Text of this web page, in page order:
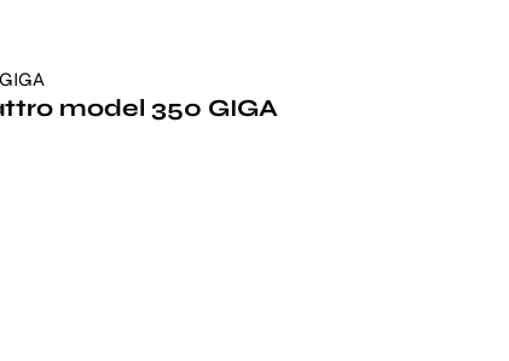
model 350 GIGA